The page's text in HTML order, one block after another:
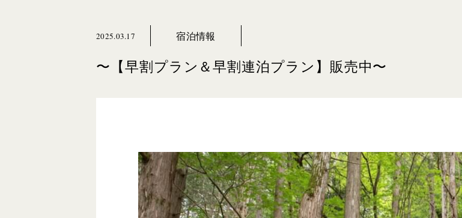
2025.03.17 宿泊情報
〜【早割プラン＆早割連泊プラン】販売中〜